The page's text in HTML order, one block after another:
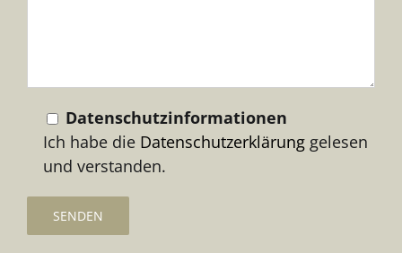
Datenschutzinformationen
Ich habe die Datenschutzerklärung gelesen
und verstanden.